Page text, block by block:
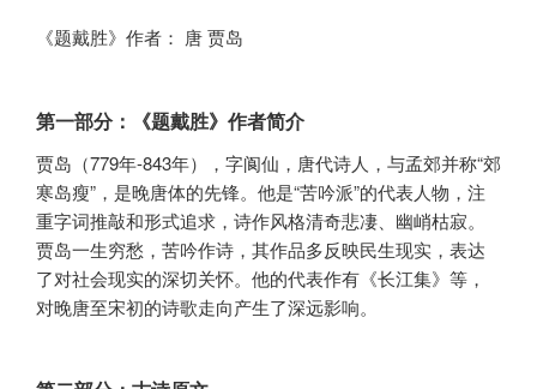
《题戴胜》作者： 唐 贾岛
第一部分：《题戴胜》作者简介
贾岛（779年-843年），字阆仙，唐代诗人，与孟郊并称“郊
寒岛瘦”，是晚唐体的先锋。他是“苦吟派”的代表人物，注
重字词推敲和形式追求，诗作风格清奇悲凄、幽峭枯寂。
贾岛一生穷愁，苦吟作诗，其作品多反映民生现实，表达
了对社会现实的深切关怀。他的代表作有《长江集》等，
对晚唐至宋初的诗歌走向产生了深远影响。